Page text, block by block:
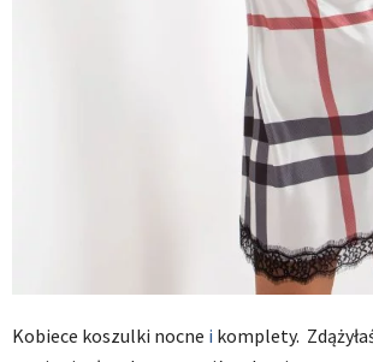
Kobiece koszulki nocne i komplety.